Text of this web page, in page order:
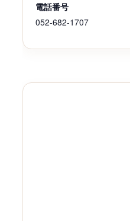
電話番号
052-682-1707